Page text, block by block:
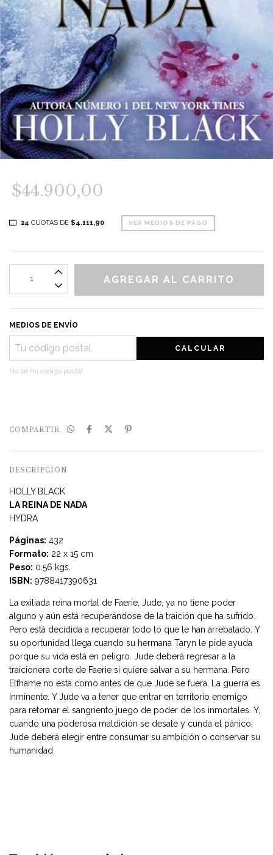
$44.900,00
24 CUOTAS DE$4.111,90 VER MEDIOS DE PAGO
MEDIOS DE ENVÍO
CALCULAR
No sé mi código postal
COMPARTIR
DESCRIPCIÓN
HOLLY BLACK
LA REINA DE NADA
HYDRA
Páginas: 432
Formato: 22 x 15 cm
Peso: 0.56 kgs.
ISBN: 9788417390631
La exiliada reina mortal de Faerie, Jude, ya no tiene poder
alguno y aún está recuperándose de la traición que ha sufrido.
Pero está decidida a recuperar todo lo que le han arrebatado. Y
su oportunidad llega cuando su hermana Taryn le pide ayuda
porque su vida está en peligro. Jude deberá regresar a la
traicionera corte de Faerie si quiere salvar a su hermana. Pero
Elfhame no está como antes de que Jude se fuera. La guerra es
inminente. Y Jude va a tener que entrar en territorio enemigo
para retomar el sangriento juego de poder de los inmortales. Y,
cuando una poderosa maldición se desate y cunda el pánico,
Jude deberá elegir entre consumar su ambición o conservar su
humanidad